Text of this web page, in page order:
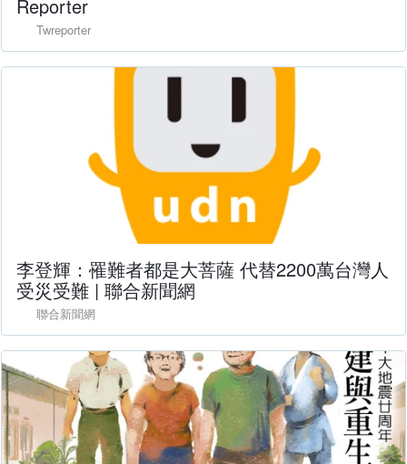
Reporter
Twreporter
李登輝：罹難者都是大菩薩 代替2200萬台灣人
受災受難 | 聯合新聞網
聯合新聞網